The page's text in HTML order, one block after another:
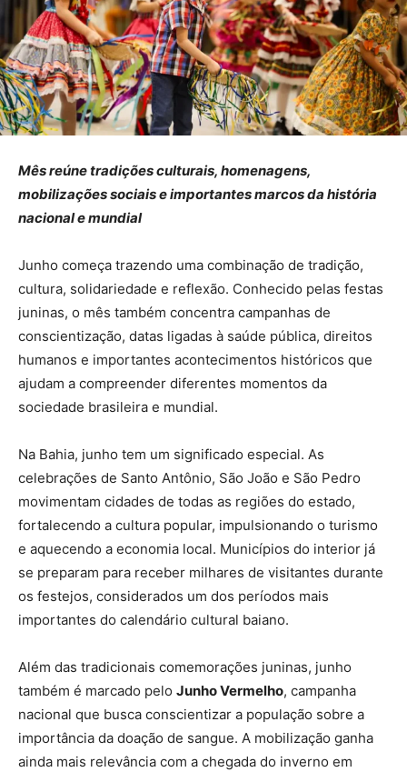
Mês reúne tradições culturais, homenagens,
mobilizações sociais e importantes marcos da história
nacional e mundial
Junho começa trazendo uma combinação de tradição,
cultura, solidariedade e reflexão. Conhecido pelas festas
juninas, o mês também concentra campanhas de
conscientização, datas ligadas à saúde pública, direitos
humanos e importantes acontecimentos históricos que
ajudam a compreender diferentes momentos da
sociedade brasileira e mundial.
Na Bahia, junho tem um significado especial. As
celebrações de Santo Antônio, São João e São Pedro
movimentam cidades de todas as regiões do estado,
fortalecendo a cultura popular, impulsionando o turismo
e aquecendo a economia local. Municípios do interior já
se preparam para receber milhares de visitantes durante
os festejos, considerados um dos períodos mais
importantes do calendário cultural baiano.
Além das tradicionais comemorações juninas, junho
também é marcado pelo Junho Vermelho, campanha
nacional que busca conscientizar a população sobre a
importância da doação de sangue. A mobilização ganha
ainda mais relevância com a chegada do inverno em